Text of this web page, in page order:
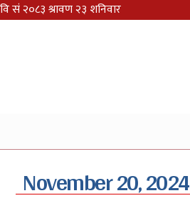
November 20, 2024